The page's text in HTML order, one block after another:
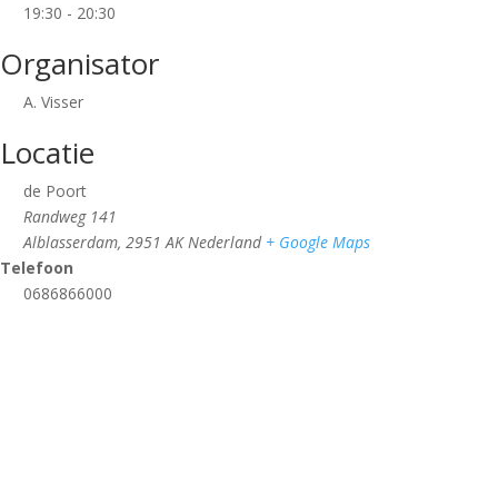
19:30 - 20:30
Organisator
A. Visser
Locatie
de Poort
Randweg 141
Alblasserdam, 2951 AK Nederland + Google Maps
Telefoon
0686866000